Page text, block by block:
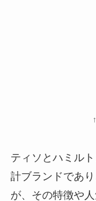
ティソとハミル
計ブランドであ
が、その特徴や